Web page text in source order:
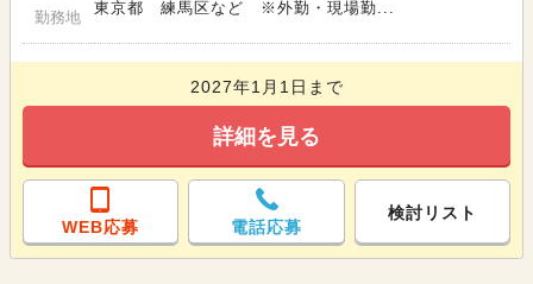
勤務地
東京都 練馬区など ※外勤・現場勤...
2027年1月1日まで
詳細を見る
WEB応募 電話応募
検討リスト